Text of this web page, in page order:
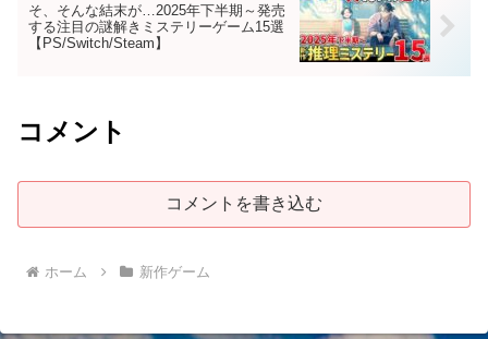
そ、そんな結末が…2025年下半期～発売
する注目の謎解きミステリーゲーム15選
【PS/Switch/Steam】
コメント
コメントを書き込む
ホーム 新作ゲーム